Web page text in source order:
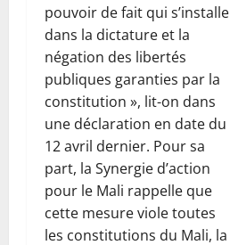
pouvoir de fait qui s’installe
dans la dictature et la
négation des libertés
publiques garanties par la
constitution », lit-on dans
une déclaration en date du
12 avril dernier. Pour sa
part, la Synergie d’action
pour le Mali rappelle que
cette mesure viole toutes
les constitutions du Mali, la